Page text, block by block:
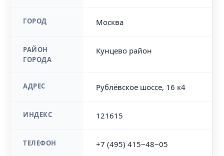
ГОРОД Москва
РАЙОН
ГОРОДА
Кунцево район
АДРЕС Рублёвское шоссе, 16 к4
ИНДЕКС 121615
ТЕЛЕФОН +7 (495) 415‒48‒05